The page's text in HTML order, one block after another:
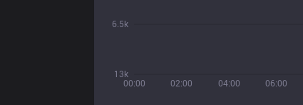
00:00 02:00 04:00 06:00
13k
6.5k